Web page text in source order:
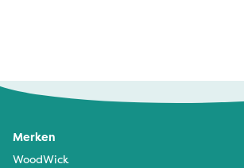
Merken
WoodWick